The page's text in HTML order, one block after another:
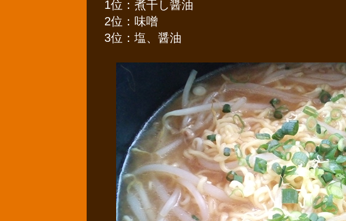
1位：煮干し醤油
2位：味噌
3位：塩、醤油